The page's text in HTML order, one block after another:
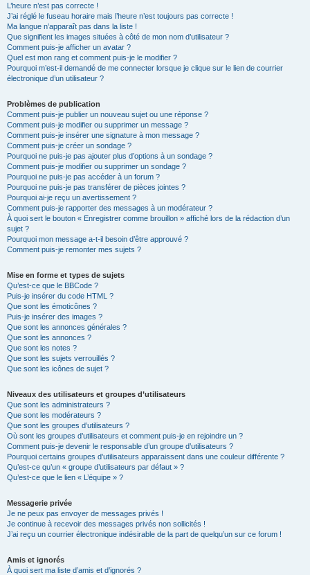
L’heure n’est pas correcte !
J’ai réglé le fuseau horaire mais l’heure n’est toujours pas correcte !
Ma langue n’apparaît pas dans la liste !
Que signifient les images situées à côté de mon nom d’utilisateur ?
Comment puis-je afficher un avatar ?
Quel est mon rang et comment puis-je le modifier ?
Pourquoi m’est-il demandé de me connecter lorsque je clique sur le lien de courrier
électronique d’un utilisateur ?
Problèmes de publication
Comment puis-je publier un nouveau sujet ou une réponse ?
Comment puis-je modifier ou supprimer un message ?
Comment puis-je insérer une signature à mon message ?
Comment puis-je créer un sondage ?
Pourquoi ne puis-je pas ajouter plus d’options à un sondage ?
Comment puis-je modifier ou supprimer un sondage ?
Pourquoi ne puis-je pas accéder à un forum ?
Pourquoi ne puis-je pas transférer de pièces jointes ?
Pourquoi ai-je reçu un avertissement ?
Comment puis-je rapporter des messages à un modérateur ?
À quoi sert le bouton « Enregistrer comme brouillon » affiché lors de la rédaction d’un
sujet ?
Pourquoi mon message a-t-il besoin d’être approuvé ?
Comment puis-je remonter mes sujets ?
Mise en forme et types de sujets
Qu’est-ce que le BBCode ?
Puis-je insérer du code HTML ?
Que sont les émoticônes ?
Puis-je insérer des images ?
Que sont les annonces générales ?
Que sont les annonces ?
Que sont les notes ?
Que sont les sujets verrouillés ?
Que sont les icônes de sujet ?
Niveaux des utilisateurs et groupes d’utilisateurs
Que sont les administrateurs ?
Que sont les modérateurs ?
Que sont les groupes d’utilisateurs ?
Où sont les groupes d’utilisateurs et comment puis-je en rejoindre un ?
Comment puis-je devenir le responsable d’un groupe d’utilisateurs ?
Pourquoi certains groupes d’utilisateurs apparaissent dans une couleur différente ?
Qu’est-ce qu’un « groupe d’utilisateurs par défaut » ?
Qu’est-ce que le lien « L’équipe » ?
Messagerie privée
Je ne peux pas envoyer de messages privés !
Je continue à recevoir des messages privés non sollicités !
J’ai reçu un courrier électronique indésirable de la part de quelqu’un sur ce forum !
Amis et ignorés
À quoi sert ma liste d’amis et d’ignorés ?